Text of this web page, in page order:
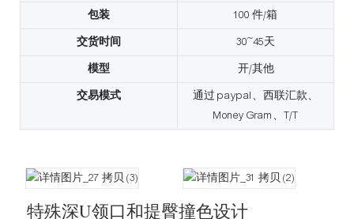
包装 100 件/箱
交货时间 30~45天
模型 开/其他
交易模式
通过 paypal、西联汇款、
Money Gram、T/T
特殊深U领口和提臀撞色设计